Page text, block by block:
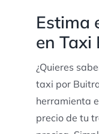
Estima
en Taxi
¿Quieres
taxi por
herramienta
precio de tu